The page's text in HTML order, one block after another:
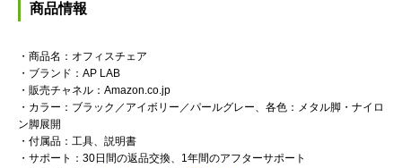
商品情報
・商品名：オフィスチェア
・ブランド：AP LAB
・販売チャネル：Amazon.co.jp
・カラー：ブラック／アイボリー／パールグレー、各色：メタル脚・ナイロ
ン脚展開
・付属品：工具、説明書
・サポート：30日間の返品交換、1年間のアフターサポート